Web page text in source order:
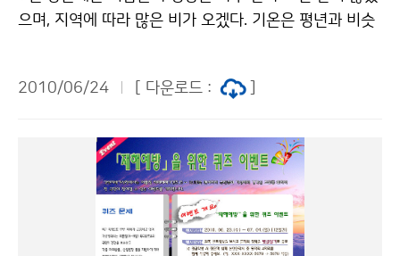
량의 지역편차가 매우 크겠다. 특히, 남부해안지방을 중심
으로 바람이 강하게 불고, 천둥·번개와 함께 시간당 30m
앞으로 발표되는 기상정보에 유의해야 하며 비·바람에 의
하세요! 저작물은 "공공누리" 출처표시-상업적이용금지
조건에 따라 이용 할 수 있습니다.
으며, 지역에 따라 많은 비가 오겠다. 기온은 평년과 비슷
은 평년보다 높겠다. 기압골의 영향으로 많은 비가 올 때
의 영향을 받은 후 북태평양고기압의 가장자리에 들어 구
름 끼는 날이 많겠으며, 기온은 평년과 비슷하겠다. 강수
량도 평년과 비슷하겠으나 지역 차가 크겠으며 대기 불안
정에 의한 국지적인 강수 현상이 있겠다. 8월에는 북태평
양고기압의 영향을 주로 받겠으며, 대기 불안정과 발달한
2010/06/24 [ 다운로드 :